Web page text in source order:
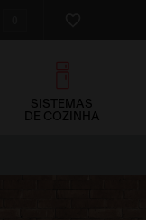
SISTEMAS
DE COZINHA